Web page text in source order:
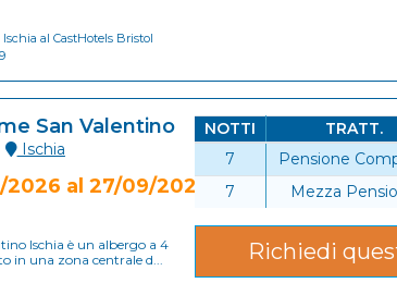
al CastHotels Bristol
San Valentino
Ischia
al 27/09/2026
Ischia è un albergo a 4
in una zona centrale d...
NOTTI TRATT.
7
Pensione
7
Mezza
Richiedi